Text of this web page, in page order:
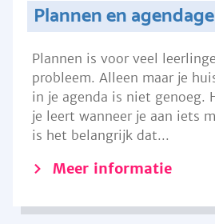
Plannen en
Plannen is voor veel
probleem. Alleen maar je
in je agenda is niet genoeg.
je leert wanneer je aan iets
is het belangrijk dat...
Meer informatie